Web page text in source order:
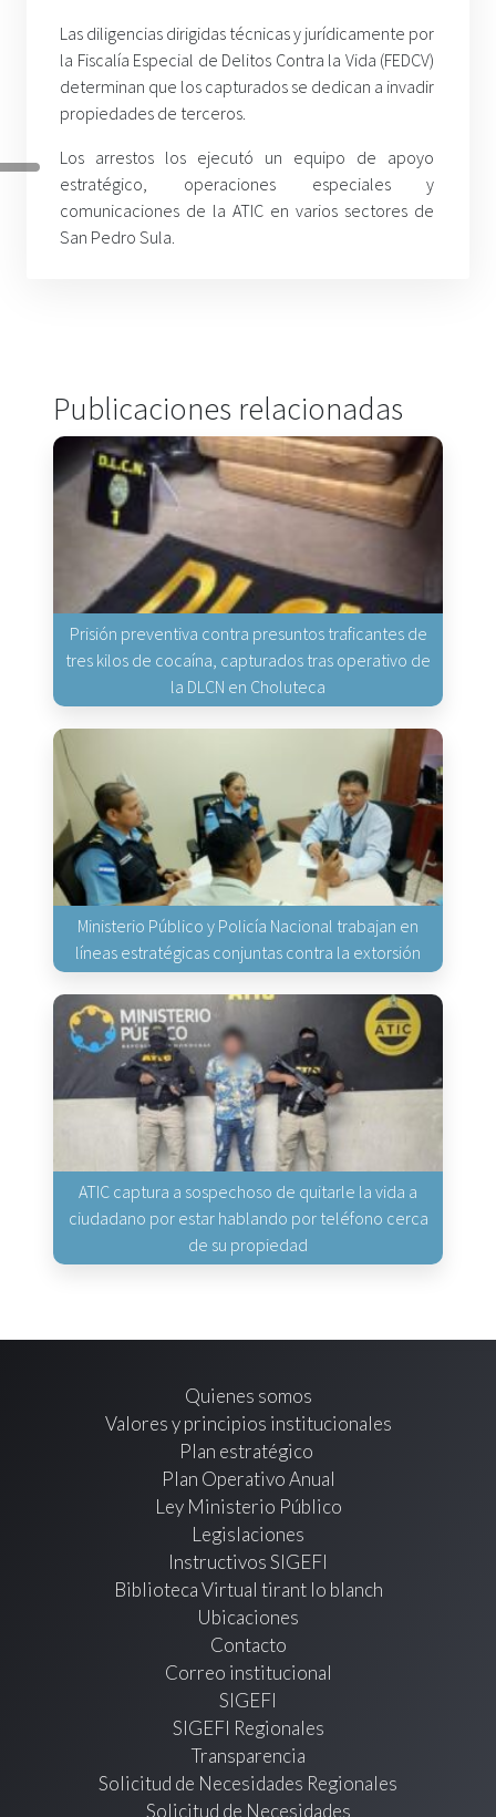
Las diligencias dirigidas técnicas y jurídicamente por
la Fiscalía Especial de Delitos Contra la Vida (FEDCV)
determinan que los capturados se dedican a invadir
propiedades de terceros.
Los arrestos los ejecutó un equipo de apoyo
estratégico, operaciones especiales y
comunicaciones de la ATIC en varios sectores de
San Pedro Sula.
Publicaciones relacionadas
Prisión preventiva contra presuntos traficantes de
tres kilos de cocaína, capturados tras operativo de
la DLCN en Choluteca
Ministerio Público y Policía Nacional trabajan en
líneas estratégicas conjuntas contra la extorsión
ATIC captura a sospechoso de quitarle la vida a
ciudadano por estar hablando por teléfono cerca
de su propiedad
Quienes somos
Valores y principios institucionales
Plan estratégico
Plan Operativo Anual
Ley Ministerio Público
Legislaciones
Instructivos SIGEFI
Biblioteca Virtual tirant lo blanch
Ubicaciones
Contacto
Correo institucional
SIGEFI
SIGEFI Regionales
Transparencia
Solicitud de Necesidades Regionales
Solicitud de Necesidades